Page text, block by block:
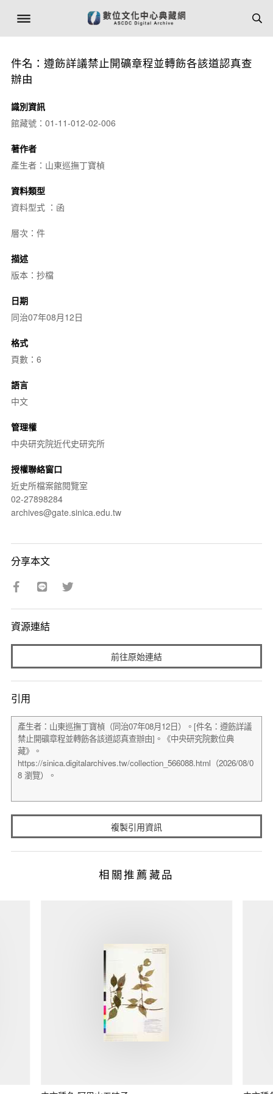
件名：遵飭詳議禁止開礦章程並轉飭各該道認真查
辦由
識別資訊
館藏號：01-11-012-02-006
著作者
產生者：山東巡撫丁寶楨
資料類型
資料型式 ：函
層次：件
描述
版本：抄檔
日期
同治07年08月12日
格式
頁數：6
語言
中文
管理權
中央研究院近代史研究所
授權聯絡窗口
近史所檔案館閱覽室
02-27898284
archives@gate.sinica.edu.tw
分享本文
資源連結
前往原始連結
引用
複製引用資訊
相關推薦藏品